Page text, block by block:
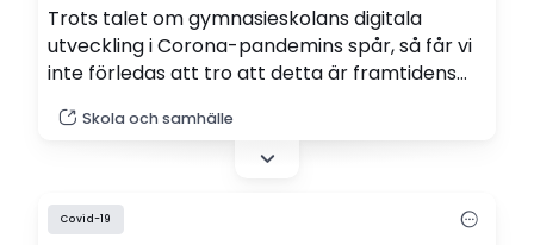
Trots talet om gymnasieskolans digitala
utveckling i Corona-pandemins spår, så får vi
inte förledas att tro att detta är framtidens
Jensinger, rektor.
Skola och samhälle
Covid-19